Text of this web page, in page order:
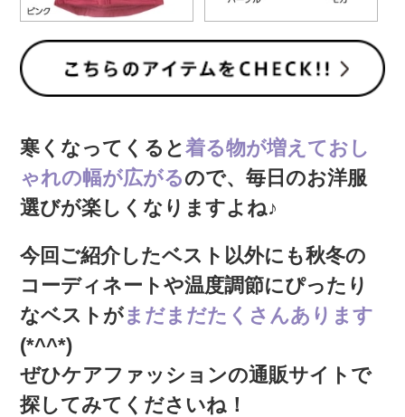
寒くなってくると着る物が増えておし
ゃれの幅が広がるので、毎日のお洋服
選びが楽しくなりますよね♪
今回ご紹介したベスト以外にも秋冬の
コーディネートや温度調節にぴったり
なベストがまだまだたくさんあります
(*^^*)
ぜひケアファッションの通販サイトで
探してみてくださいね！